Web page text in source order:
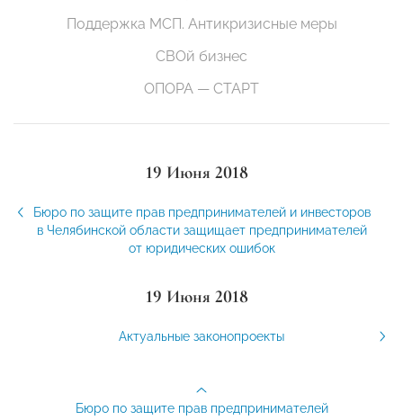
Поддержка МСП. Антикризисные меры
СВОй бизнес
ОПОРА — СТАРТ
19 Июня 2018
Бюро по защите прав предпринимателей и инвесторов
в Челябинской области защищает предпринимателей
от юридических ошибок
19 Июня 2018
Актуальные законопроекты
Бюро по защите прав предпринимателей